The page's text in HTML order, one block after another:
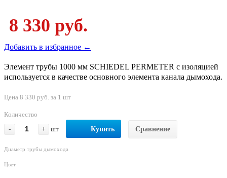
8 330 руб.
Добавить в избранное ←
Элемент трубы 1000 мм SCHIEDEL PERMETER с изоляцией
используется в качестве основного элемента канала дымохода.
Цена 8 330 руб. за 1 шт
Количество
-
+ шт Купить Сравнение
Диаметр трубы дымохода
Цвет